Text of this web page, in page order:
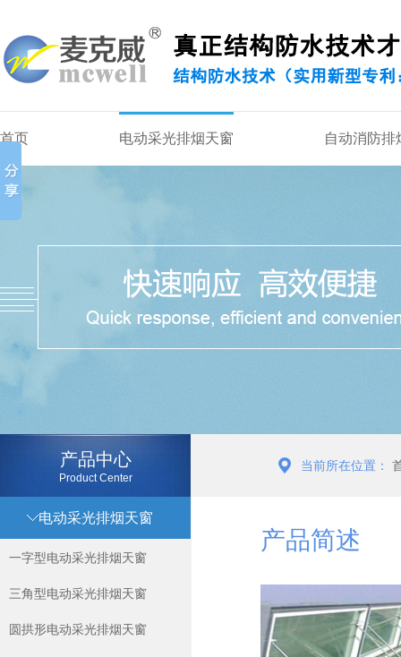
首页 电动采光排烟天窗 自动消防排
当前所在位置：
产品中心
Product Center
电动采光排烟天窗
一字型电动采光排烟天窗
三角型电动采光排烟天窗
圆拱形电动采光排烟天窗
产品简述